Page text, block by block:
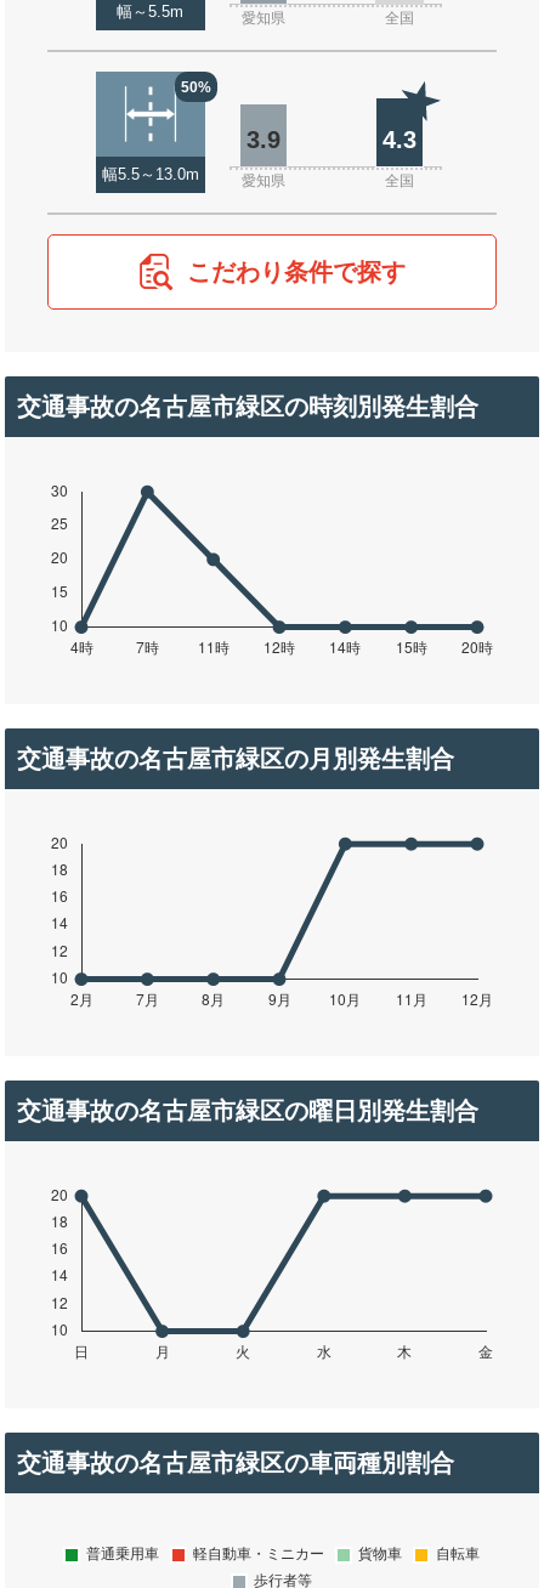
幅～5.5m 愛知県 全国
50%
幅5.5～13.0m
3.9 4.3
愛知県 全国
こだわり条件で探す
交通事故の名古屋市緑区の時刻別発生割合
交通事故の名古屋市緑区の月別発生割合
交通事故の名古屋市緑区の曜日別発生割合
交通事故の名古屋市緑区の車両種別割合